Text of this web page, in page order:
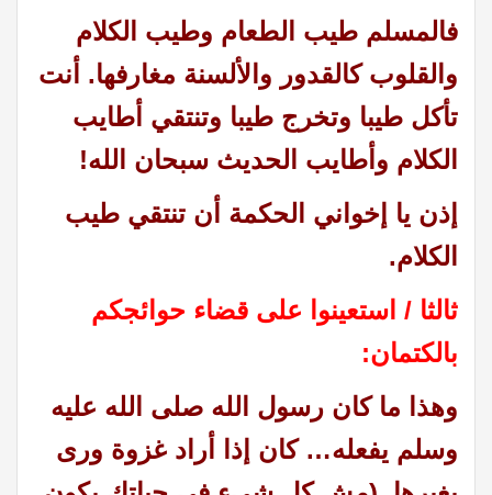
فالمسلم طيب الطعام وطيب الكلام
والقلوب كالقدور والألسنة مغارفها. أنت
تأكل طيبا وتخرج طيبا وتنتقي أطايب
الكلام وأطايب الحديث سبحان الله!
إذن يا إخواني الحكمة أن تنتقي طيب
الكلام.
ثالثا / استعينوا على قضاء حوائجكم
بالكتمان:
وهذا ما كان رسول الله صلى الله عليه
وسلم يفعله… كان إذا أراد غزوة ورى